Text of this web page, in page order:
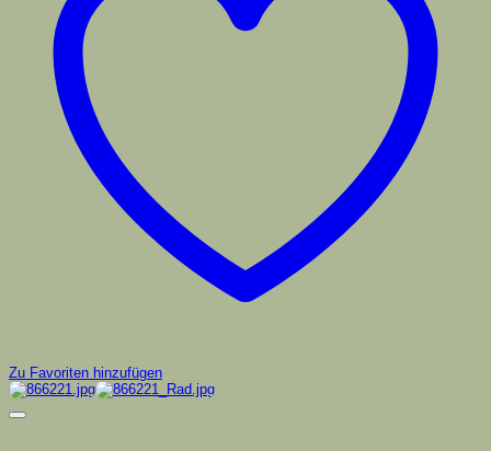
Zu Favoriten hinzufügen